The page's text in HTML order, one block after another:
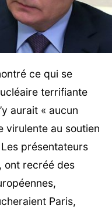
ce qui se
terrifiante
aurait « aucun
virulente au soutien
présentateurs
ont recréé des
Paris,